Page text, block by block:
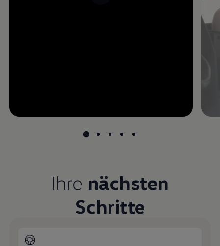
Ihre nächsten
Schritte